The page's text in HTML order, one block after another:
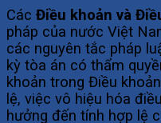
Các Điều khoản và
pháp của nước Việt
các nguyên tắc pháp
kỳ tòa án có thẩm
khoản trong Điều
lệ, việc vô hiệu hóa
hưởng đến tính hợp lệ